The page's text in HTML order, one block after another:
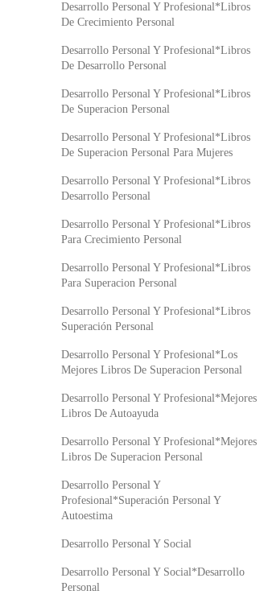
Desarrollo Personal Y Profesional*Libros
De Crecimiento Personal
Desarrollo Personal Y Profesional*Libros
De Desarrollo Personal
Desarrollo Personal Y Profesional*Libros
De Superacion Personal
Desarrollo Personal Y Profesional*Libros
De Superacion Personal Para Mujeres
Desarrollo Personal Y Profesional*Libros
Desarrollo Personal
Desarrollo Personal Y Profesional*Libros
Para Crecimiento Personal
Desarrollo Personal Y Profesional*Libros
Para Superacion Personal
Desarrollo Personal Y Profesional*Libros
Superación Personal
Desarrollo Personal Y Profesional*Los
Mejores Libros De Superacion Personal
Desarrollo Personal Y Profesional*Mejores
Libros De Autoayuda
Desarrollo Personal Y Profesional*Mejores
Libros De Superacion Personal
Desarrollo Personal Y
Profesional*Superación Personal Y
Autoestima
Desarrollo Personal Y Social
Desarrollo Personal Y Social*Desarrollo
Personal